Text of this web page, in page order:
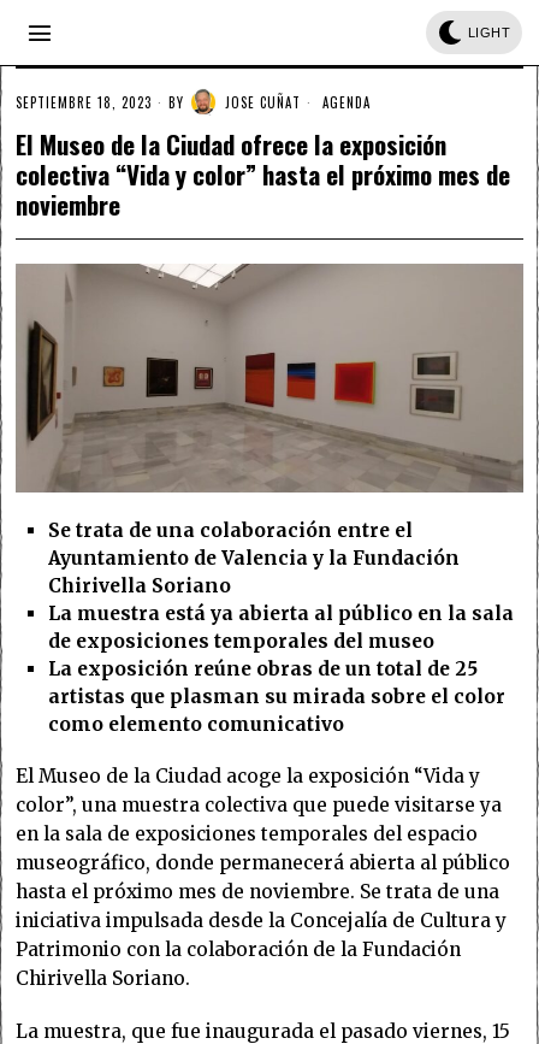
LIGHT
SEPTIEMBRE 18, 2023 BY JOSE CUÑAT AGENDA
El Museo de la Ciudad ofrece la exposición
colectiva “Vida y color” hasta el próximo mes de
noviembre
Se trata de una colaboración entre el
Ayuntamiento de Valencia y la Fundación
Chirivella Soriano
La muestra está ya abierta al público en la sala
de exposiciones temporales del museo
La exposición reúne obras de un total de 25
artistas que plasman su mirada sobre el color
como elemento comunicativo
El Museo de la Ciudad acoge la exposición “Vida y
color”, una muestra colectiva que puede visitarse ya
en la sala de exposiciones temporales del espacio
museográfico, donde permanecerá abierta al público
hasta el próximo mes de noviembre. Se trata de una
iniciativa impulsada desde la Concejalía de Cultura y
Patrimonio con la colaboración de la Fundación
Chirivella Soriano.
La muestra, que fue inaugurada el pasado viernes, 15